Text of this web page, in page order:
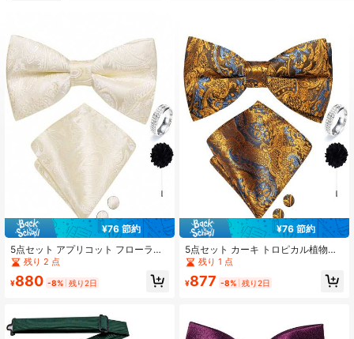
1.9K フォロワー
1.9K フォロワー
4.94 1.9K フォロワー
4.94 1.9K フォロワー
4.94 1.9K フォロワー
¥76 節約
5点セット アプリコット フローラル
ジャカード メンズアクセサリーセッ
ト、蝶ネクタイ ポケットチーフ カフ
スボタン リング ブートニエール、ラ
残り 2 点
¥880 -8% 残り2日
¥76 節約
5点セット カーキ トロピカル植物ジ
ャカード メンズアクセサリーセッ
ト、蝶ネクタイ ポケットチーフ カフ
スボタン リング ブートニエール、ラ
残り 1 点
¥877 -8% 残り2日